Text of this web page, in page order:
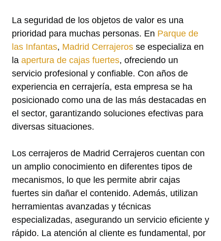
La seguridad de los objetos de valor es una
prioridad para muchas personas. En Parque de
las Infantas, Madrid Cerrajeros se especializa en
la apertura de cajas fuertes, ofreciendo un
servicio profesional y confiable. Con años de
experiencia en cerrajería, esta empresa se ha
posicionado como una de las más destacadas en
el sector, garantizando soluciones efectivas para
diversas situaciones.
Los cerrajeros de Madrid Cerrajeros cuentan con
un amplio conocimiento en diferentes tipos de
mecanismos, lo que les permite abrir cajas
fuertes sin dañar el contenido. Además, utilizan
herramientas avanzadas y técnicas
especializadas, asegurando un servicio eficiente y
rápido. La atención al cliente es fundamental, por